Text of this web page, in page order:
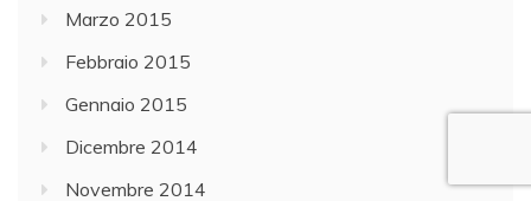
Marzo 2015
Febbraio 2015
Gennaio 2015
Dicembre 2014
Novembre 2014